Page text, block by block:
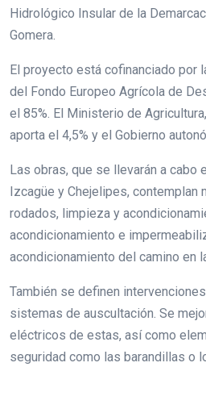
Hidrológico Insular de la
Gomera.
El proyecto está cofinanciado por
del Fondo Europeo Agrícola de
el 85%. El Ministerio de
aporta el 4,5% y el Gobierno
Las obras, que se llevarán a cabo
Izcagüe y Chejelipes, contemplan
rodados, limpieza y
acondicionamiento e
acondicionamiento del camino en
También se definen
sistemas de auscultación. Se
eléctricos de estas, así como
seguridad como las barandillas o